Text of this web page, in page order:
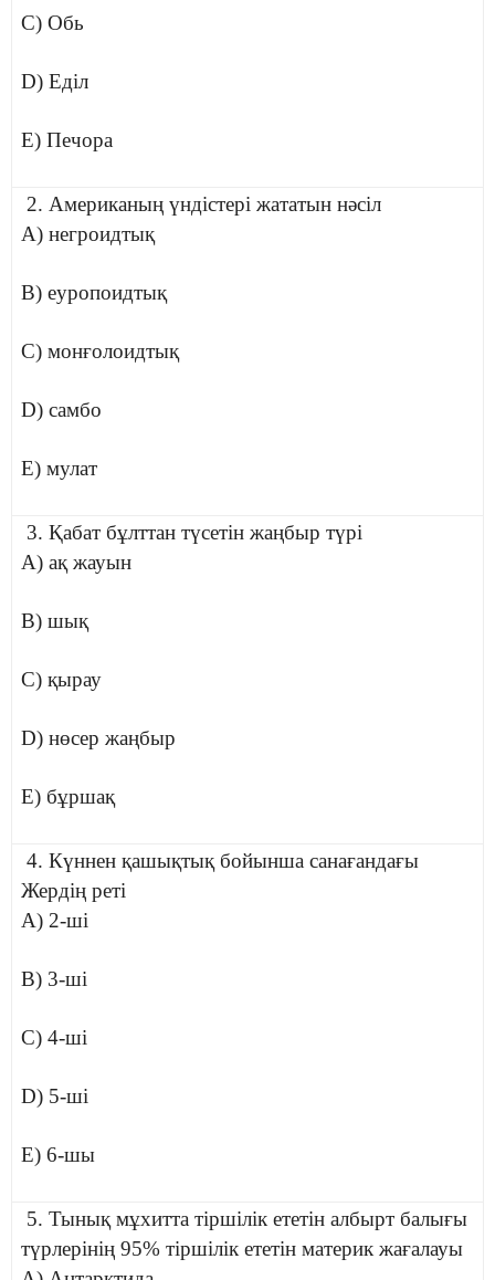
C) Обь
D) Еділ
E) Печора
2. Американың үндістері жататын нәсіл
A) негроидтық
B) еуропоидтық
C) монғолоидтық
D) самбо
E) мулат
3. Қабат бұлттан түсетін жаңбыр түрі
A) ақ жауын
B) шық
C) қырау
D) нөсер жаңбыр
E) бұршақ
4. Күннен қашықтық бойынша санағандағы
Жердің реті
A) 2-ші
B) 3-ші
C) 4-ші
D) 5-ші
E) 6-шы
5. Тынық мұхитта тіршілік ететін албырт балығы
түрлерінің 95% тіршілік ететін материк жағалауы